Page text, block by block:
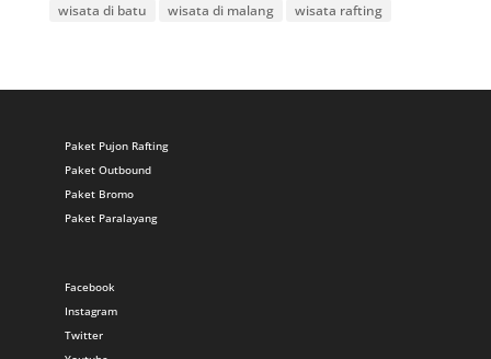
wisata di batu
wisata di malang wisata rafting
Paket Pujon Rafting
Paket Outbound
Paket Bromo
Paket Paralayang
Facebook
Instagram
Twitter